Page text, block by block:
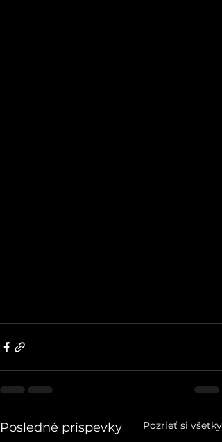
Posledné príspevky Pozrieť si všetky